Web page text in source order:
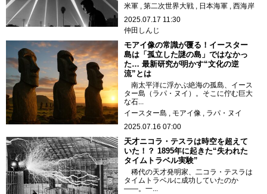
米軍
第二次世界大戦 日本海軍
西海岸
2025.07.17 11:30
仲田しんじ
モアイ像の常識が覆る！イースター
島は「孤立した謎の島」ではなかっ
た… 最新研究が明かす“文化の逆
流”とは
南太平洋に浮かぶ絶海の孤島、イース
ター島（ラパ・ヌイ）。そこに佇む巨大
な石...
イースター島
モアイ像
ラパ・ヌイ
2025.07.16 07:00
天才ニコラ・テスラは時空を超えて
いた！？ 1895年に起きた“失われた
タイムトラベル実験”
稀代の天才発明家、二コラ・テスラは
タイムトラベルに成功していたのか
――。一...